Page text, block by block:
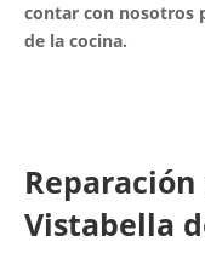
contar con nosotros
de la cocina.
Vistabella